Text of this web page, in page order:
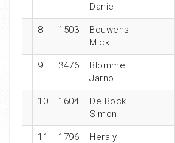
Daniel
8 1503
Bouwens
Mick
9 3476
Blomme
Jarno
10 1604
De Bock
Simon
11 1796
Heraly